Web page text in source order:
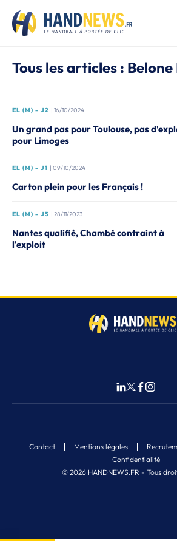
Tous les articles :
EL (M) - J2 | 16/10/2024
Un grand pas pour Toulouse, pas
pour Limoges
EL (M) - J1 | 09/10/2024
Carton plein pour les Français !
EL (M) - J5 | 28/11/2023
Nantes qualifié, Chambé contraint à
l'exploit
© 2026 HANDNEWS.FR - Tous
Contact Mentions légales
Confidentialité